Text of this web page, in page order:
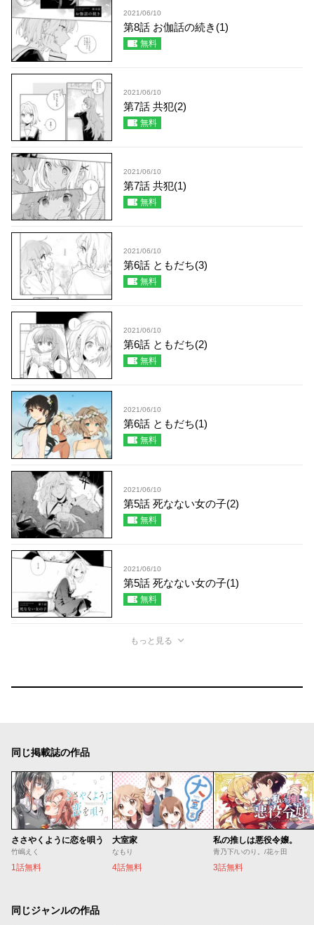
2021/06/10
第8話 お伽話の続き(1)
無料
2021/06/10
第7話 共犯(2)
無料
2021/06/10
第7話 共犯(1)
無料
2021/06/10
第6話 ともだち(3)
無料
2021/06/10
第6話 ともだち(2)
無料
2021/06/10
第6話 ともだち(1)
無料
2021/06/10
第5話 死なない女の子(2)
無料
2021/06/10
第5話 死なない女の子(1)
無料
もっと見る
同じ掲載誌の作品
ささやくように恋を唄う
竹嶋えく
1話無料
大室家
なもり
4話無料
私の推しは悪役令嬢。
青乃下/いのり。/花ヶ田
3話無料
同じジャンルの作品